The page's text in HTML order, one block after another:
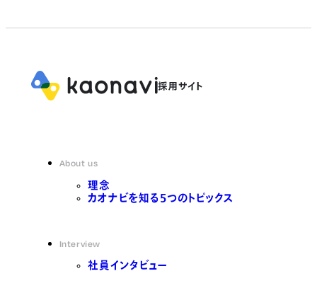
About us
理念
カオナビを知る5つのトピックス
Interview
社員インタビュー